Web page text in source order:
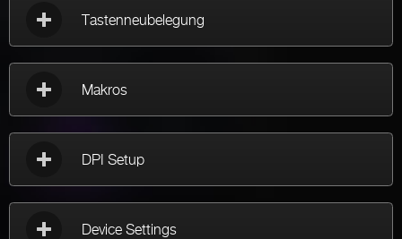
Tastenneubelegung
Makros
DPI Setup
Device Settings